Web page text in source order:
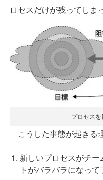
ロセスだけが残ってしま
プロセス
こうした事態が起きる
新しいプロセスがチ
トがバラバラになっ